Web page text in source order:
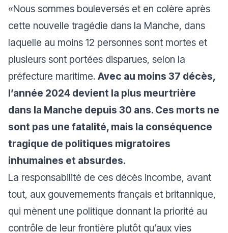
«Nous sommes bouleversés et en colère après
cette nouvelle tragédie dans la Manche, dans
laquelle au moins 12 personnes sont mortes et
plusieurs sont portées disparues, selon la
préfecture maritime. Avec au moins 37 décès,
l’année 2024 devient la plus meurtrière
dans la Manche depuis 30 ans. Ces morts ne
sont pas une fatalité, mais la conséquence
tragique de politiques migratoires
inhumaines et absurdes.
La responsabilité de ces décès incombe, avant
tout, aux gouvernements français et britannique,
qui mènent une politique donnant la priorité au
contrôle de leur frontière plutôt qu’aux vies